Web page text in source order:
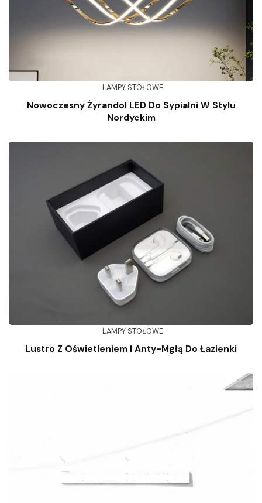
LAMPY STOŁOWE
Nowoczesny Żyrandol LED Do Sypialni W Stylu
Nordyckim
LAMPY STOŁOWE
Lustro Z Oświetleniem I Anty-Mgłą Do Łazienki